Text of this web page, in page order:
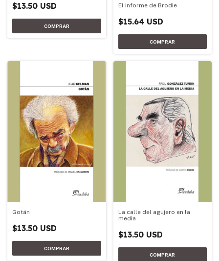
$13.50 USD El informe de Brodie
$15.64 USD
Gotán
$13.50 USD
La calle del agujero en la
media
$13.50 USD